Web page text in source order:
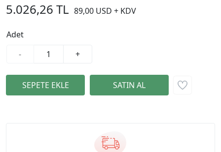
5.026,26 TL 89,00 USD + KDV
Adet
-
+